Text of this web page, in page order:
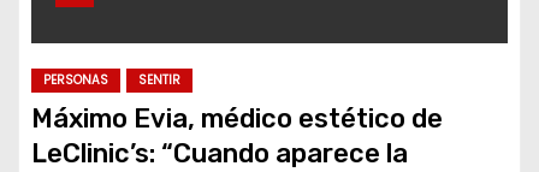
PERSONAS SENTIR
Máximo Evia, médico estético de
LeClinic’s: “Cuando aparece la